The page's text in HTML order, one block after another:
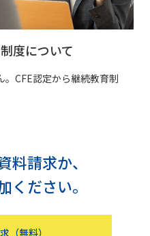
度について
CFE認定から継続教育制
料請求か、
ください。
（無料）